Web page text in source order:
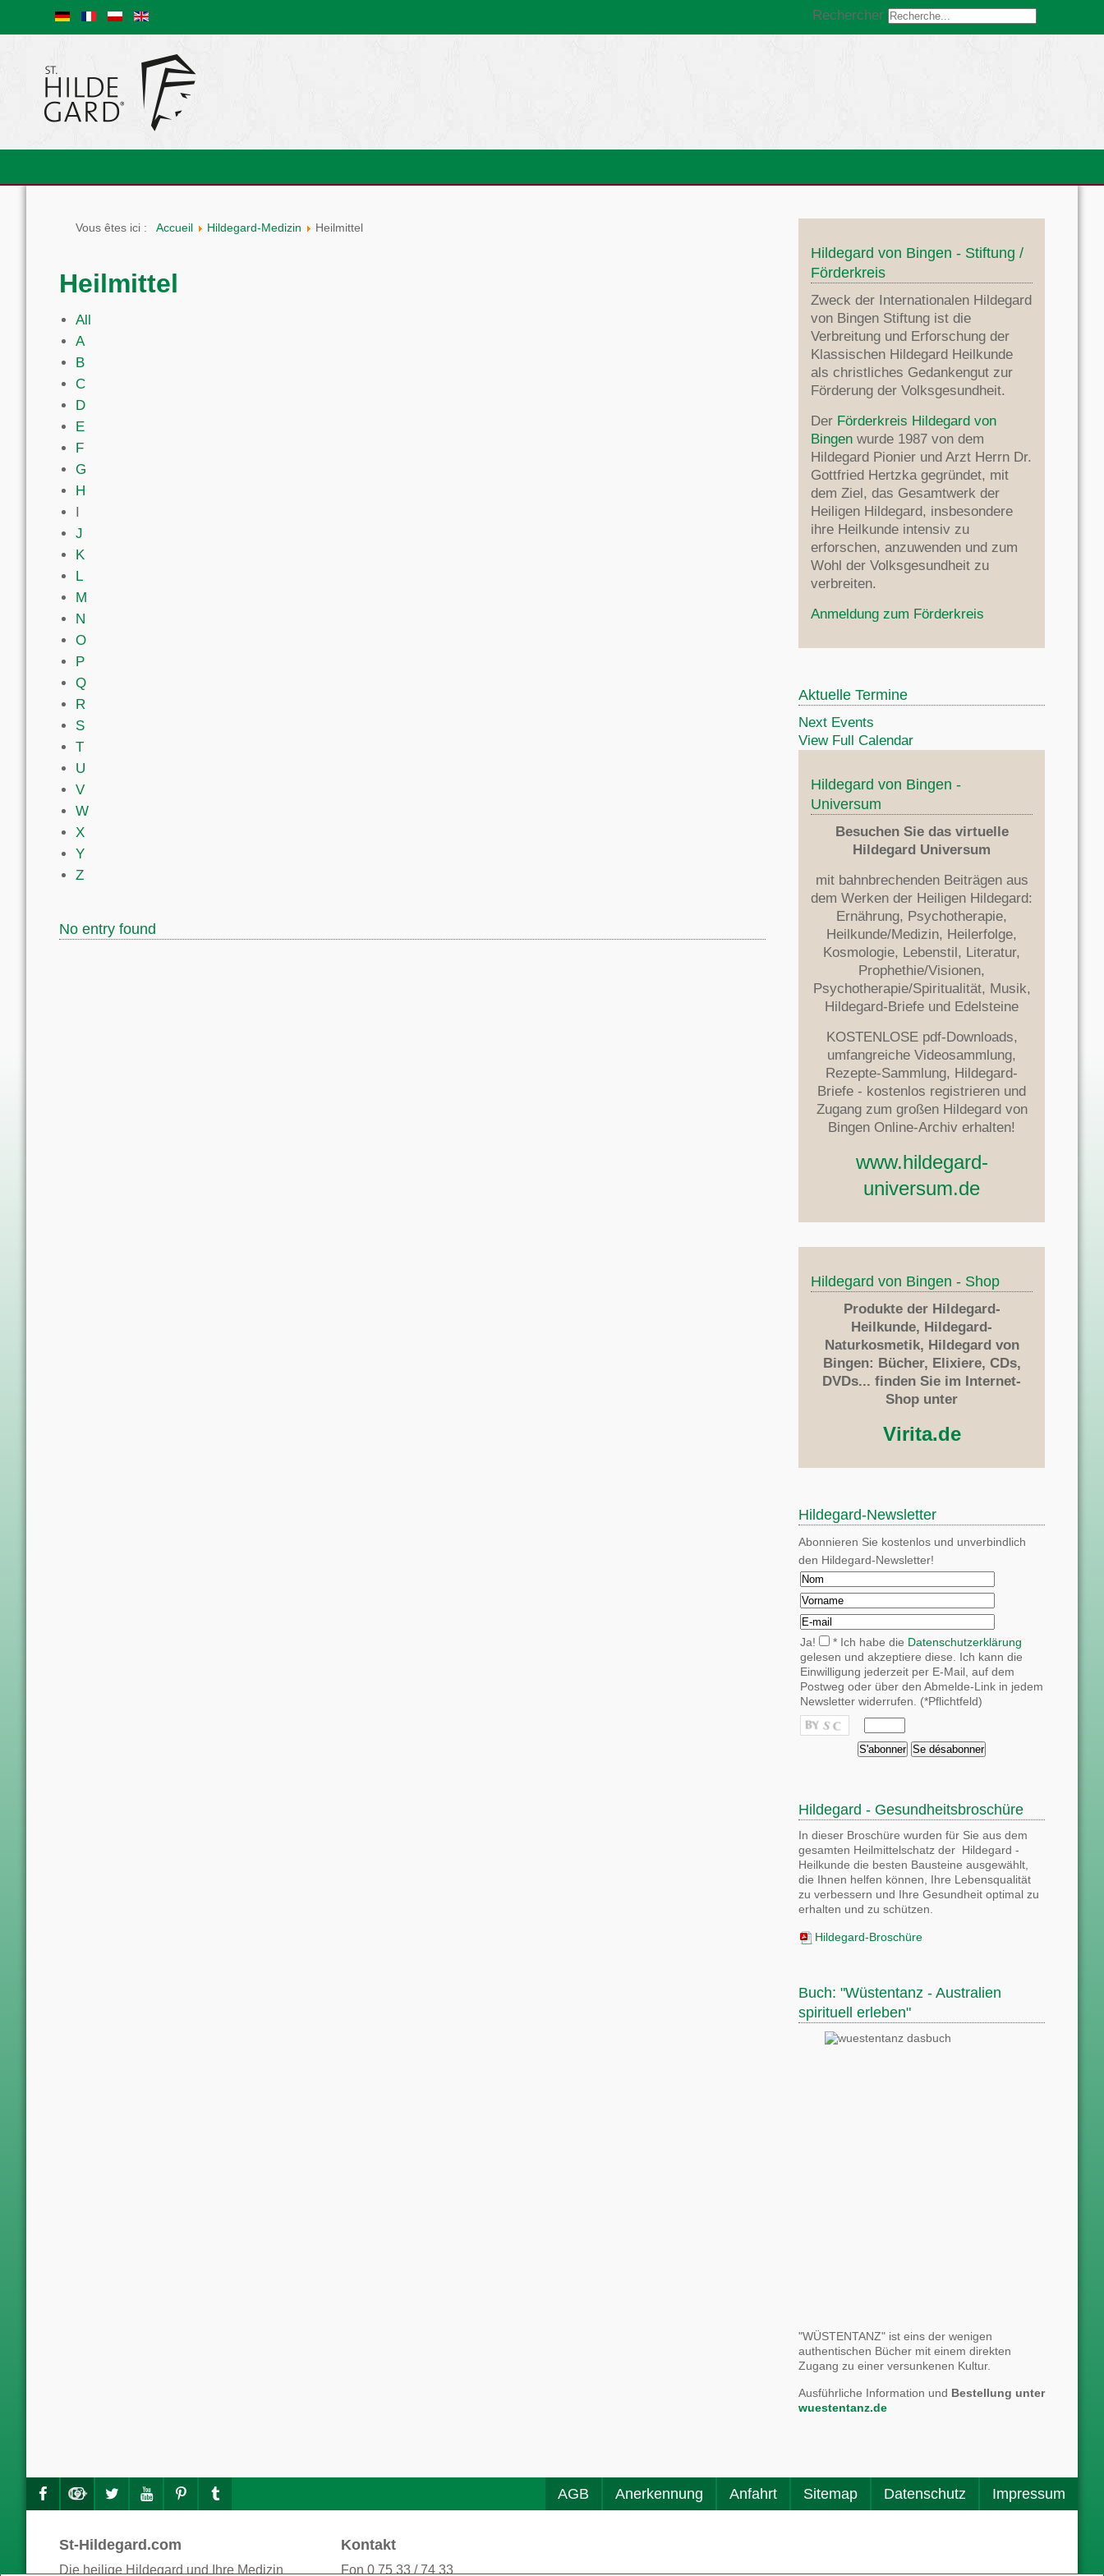
Rechercher
Hildegard von Bingen - Stiftung /
Förderkreis
Zweck der Internationalen Hildegard
von Bingen Stiftung ist die
Verbreitung und Erforschung der
Klassischen Hildegard Heilkunde
als christliches Gedankengut zur
Förderung der Volksgesundheit.
Der Förderkreis Hildegard von
Bingen wurde 1987 von dem
Hildegard Pionier und Arzt Herrn Dr.
Gottfried Hertzka gegründet, mit
dem Ziel, das Gesamtwerk der
Heiligen Hildegard, insbesondere
ihre Heilkunde intensiv zu
erforschen, anzuwenden und zum
Wohl der Volksgesundheit zu
verbreiten.
Anmeldung zum Förderkreis
Aktuelle Termine
Next Events
View Full Calendar
Hildegard von Bingen -
Universum
Besuchen Sie das virtuelle
Hildegard Universum
mit bahnbrechenden Beiträgen aus
dem Werken der Heiligen Hildegard:
Ernährung, Psychotherapie,
Heilkunde/Medizin, Heilerfolge,
Kosmologie, Lebenstil, Literatur,
Prophethie/Visionen,
Psychotherapie/Spiritualität, Musik,
Hildegard-Briefe und Edelsteine
KOSTENLOSE pdf-Downloads,
umfangreiche Videosammlung,
Rezepte-Sammlung, Hildegard-
Briefe - kostenlos registrieren und
Zugang zum großen Hildegard von
Bingen Online-Archiv erhalten!
www.hildegard-
universum.de
Hildegard von Bingen - Shop
Produkte der Hildegard-
Heilkunde, Hildegard-
Naturkosmetik, Hildegard von
Bingen: Bücher, Elixiere, CDs,
DVDs... finden Sie im Internet-
Shop unter
Virita.de
Hildegard-Newsletter
Abonnieren Sie kostenlos und unverbindlich
den Hildegard-Newsletter!
Ja! * Ich habe die Datenschutzerklärung
gelesen und akzeptiere diese. Ich kann die
Einwilligung jederzeit per E-Mail, auf dem
Postweg oder über den Abmelde-Link in jedem
Newsletter widerrufen. (*Pflichtfeld)
Hildegard - Gesundheitsbroschüre
In dieser Broschüre wurden für Sie aus dem
gesamten Heilmittelschatz der Hildegard -
Heilkunde die besten Bausteine ausgewählt,
die Ihnen helfen können, Ihre Lebensqualität
zu verbessern und Ihre Gesundheit optimal zu
erhalten und zu schützen.
Hildegard-Broschüre
Buch: "Wüstentanz - Australien
spirituell erleben"
"WÜSTENTANZ" ist eins der wenigen
authentischen Bücher mit einem direkten
Zugang zu einer versunkenen Kultur.
Ausführliche Information und Bestellung unter
wuestentanz.de
Vous êtes ici : Accueil Hildegard-Medizin Heilmittel
Heilmittel
All
A
B
C
D
E
F
G
H
I
J
K
L
M
N
O
P
Q
R
S
T
U
V
W
X
Y
Z
No entry found
AGB Anerkennung Anfahrt Sitemap Datenschutz Impressum
St-Hildegard.com
Die heilige Hildegard und Ihre Medizin
Kontakt
Fon 0 75 33 / 74 33